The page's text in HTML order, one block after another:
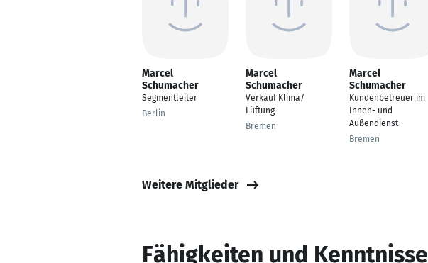
Marcel
Schumacher
Segmentleiter
Berlin
Marcel
Schumacher
Verkauf Klima/
Lüftung
Bremen
Marcel
Schumacher
Kundenbetreuer im
Innen- und
Außendienst
Bremen
Weitere Mitglieder
Fähigkeiten und Kenntnisse